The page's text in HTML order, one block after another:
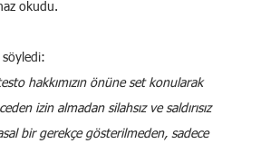
okudu.
söyledi:
hakkımızın önüne set konularak
izin almadan silahsız ve saldırısız
bir gerekçe gösterilmeden, sadece